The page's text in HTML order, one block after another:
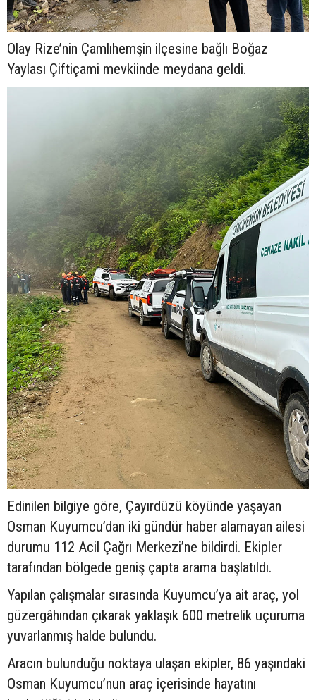
Olay Rize’nin Çamlıhemşin ilçesine bağlı Boğaz
Yaylası Çiftiçami mevkiinde meydana geldi.
Edinilen bilgiye göre, Çayırdüzü köyünde yaşayan
Osman Kuyumcu’dan iki gündür haber alamayan ailesi
durumu 112 Acil Çağrı Merkezi’ne bildirdi. Ekipler
tarafından bölgede geniş çapta arama başlatıldı.
Yapılan çalışmalar sırasında Kuyumcu’ya ait araç, yol
güzergâhından çıkarak yaklaşık 600 metrelik uçuruma
yuvarlanmış halde bulundu.
Aracın bulunduğu noktaya ulaşan ekipler, 86 yaşındaki
Osman Kuyumcu’nun araç içerisinde hayatını